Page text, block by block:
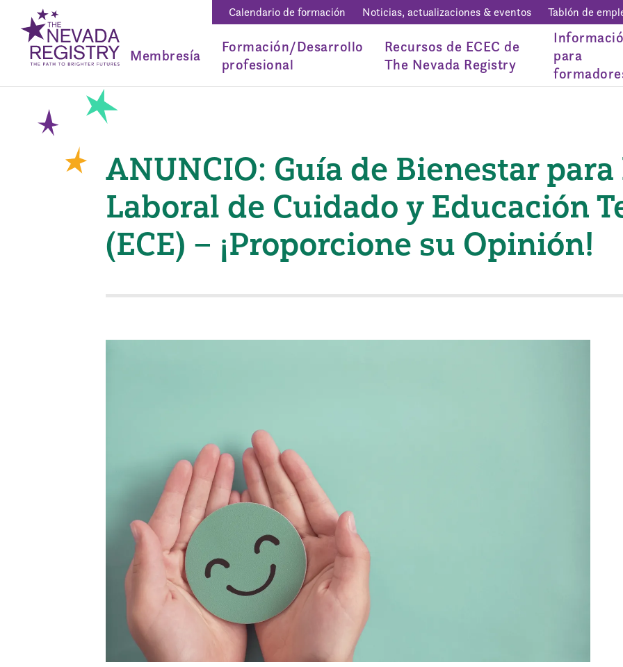
Calendario de formación Noticias, actualizaciones & eventos Tablón de
Membresía
Formación/Desarrollo
profesional
Recursos de ECEC de
The Nevada Registry
para
ANUNCIO: Guía de Bienestar
Laboral de Cuidado y Educación
(ECE) – ¡Proporcione su Opinión!